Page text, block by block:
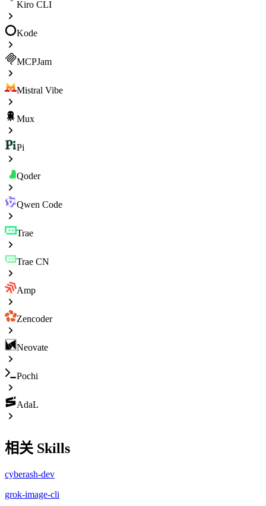
Kiro CLI
Kode
MCPJam
Mistral Vibe
Mux
Pi
Qoder
Qwen Code
Trae
Trae CN
Amp
Zencoder
Neovate
Pochi
AdaL
相关 Skills
cyberash-dev
grok-image-cli